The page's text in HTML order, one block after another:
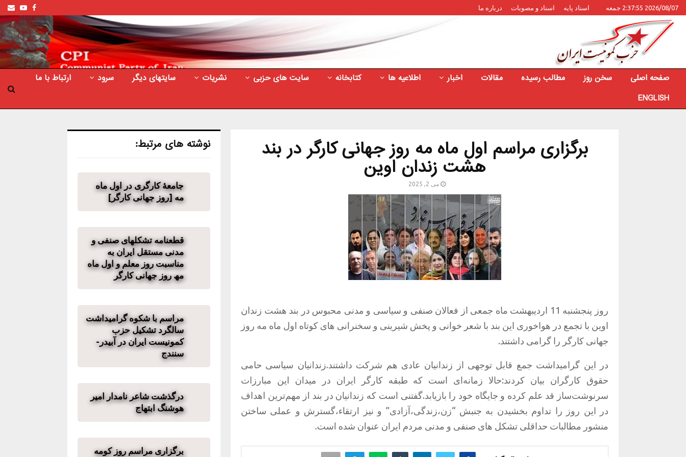
2026/08/07 2:37:55 جمعه اسناد پایه اسناد و مصوبات درباره ما Facebook
صفحه اصلی سخن روز مطالب رسیده مقالات اخبار اطلاعیه ها کتابخانه سایت های حزبی نشریات سایتهای دیگر سرود
ارتباط با ما
ENGLISH
برگزاری مراسم اول ماه مه روز جهانی کارگر در بند
هشت زندان اوین
می 2, 2025
روز پنجشنبه 11 اردیبهشت ماه جمعی از فعالان صنفی و سیاسی و مدنی محبوس در بند هشت زندان
اوین با تجمع در هواخوری این بند با شعر خوانی و پخش شیرینی و سخنرانی های کوتاه اول ماه مه روز
جهانی کارگر را گرامی داشتند.
در این گرامیداشت جمع قابل توجهی از زندانیان عادی هم شرکت داشتند.زندانیان سیاسی حامی
حقوق کارگران بیان کردند:حالا زمانه‌ای است که طبقه کارگر ایران در میدان این مبارزات
سرنوشت‌ساز قد علم کرده و جایگاه خود را بازیابد.گفتنی است که زندانیان در بند از مهم‌ترین اهداف
در این روز را تداوم بخشیدن به جنبش “زن،زندگی،آزادی” و نیز ارتقاء،گسترش و عملی ساختن
منشور مطالبات حداقلی تشکل های صنفی و مدنی مردم ایران عنوان شده است.
نوشته های مرتبط:
جامعهٔ کارگری در اول ماه
مه [روز جهانی کارگر]
قطعنامه تشکلھای صنفی و
مدنی مستقل ایران به
مناسبت روز معلم و اول ماه
مھ روز جھانی کارگر
مراسم با شکوه گرامیداشت
سالگرد تشکیل حزب
کمونیست ایران در آبیدر-
سنندج
درگذشت شاعر نامدار امیر
هوشنگ ابتهاج
برگزاری مراسم روز کومه